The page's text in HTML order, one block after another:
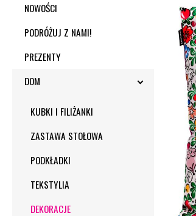
NOWOŚCI
PODRÓŻUJ Z NAMI!
PREZENTY
DOM
KUBKI I FILIŻANKI
ZASTAWA STOŁOWA
PODKŁADKI
TEKSTYLIA
DEKORACJE